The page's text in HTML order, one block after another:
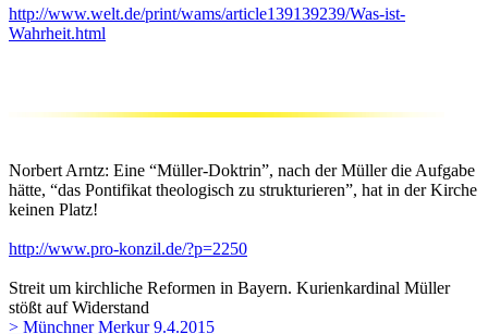
http://www.welt.de/print/wams/article139139239/Was-ist-
Wahrheit.html
Norbert Arntz: Eine “Müller-Doktrin”, nach der Müller die Aufgabe
hätte, “das Pontifikat theologisch zu strukturieren”, hat in der Kirche
keinen Platz!
http://www.pro-konzil.de/?p=2250
Streit um kirchliche Reformen in Bayern. Kurienkardinal Müller
stößt auf Widerstand
> Münchner Merkur 9.4.2015